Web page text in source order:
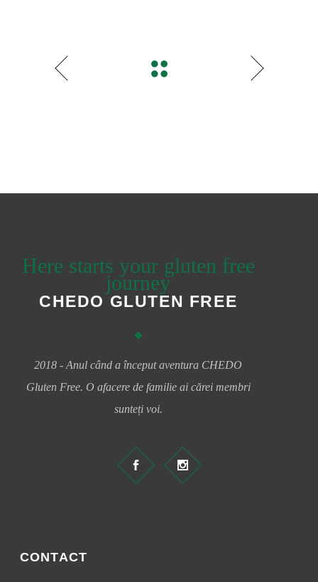
Here starts your gluten free
journey
CHEDO GLUTEN FREE
2018 - Anul când a început aventura CHEDO
Gluten Free. O afacere de familie ai cărei membri
sunteți voi.
CONTACT